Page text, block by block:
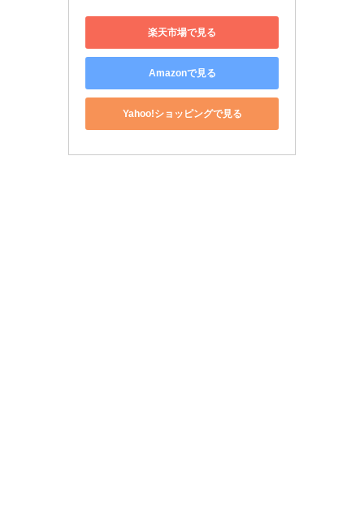
楽天市場で見る
Amazonで見る
Yahoo!ショッピングで見る